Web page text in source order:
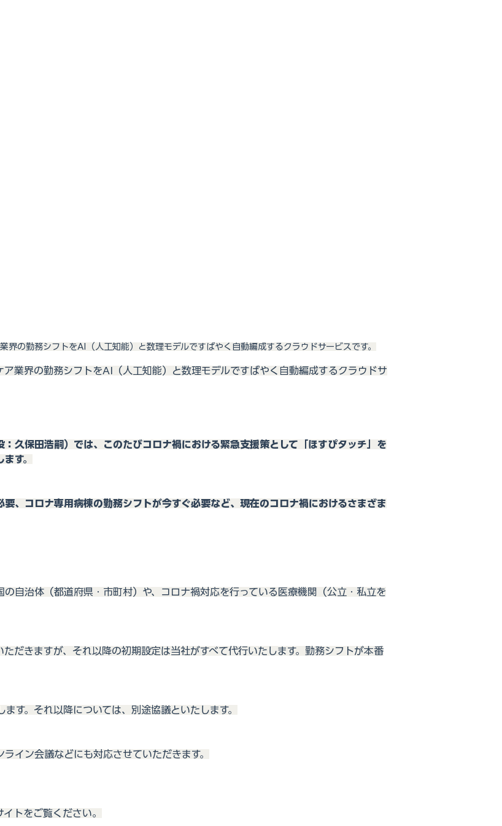
界の勤務シフトをAI（人工知能）と数理モデルですばやく自動編成するクラウドサービスです。
ア業界の勤務シフトをAI（人工知能）と数理モデルですばやく自動編成するクラウドサ
久保田浩嗣）では、このたびコロナ禍における緊急支援策として「ほすぴタッチ」を
す。
、コロナ専用病棟の勤務シフトが今すぐ必要など、現在のコロナ禍におけるさまざま
自治体（都道府県・市町村）や、コロナ禍対応を行っている医療機関（公立・私立を
だきますが、それ以降の初期設定は当社がすべて代行いたします。勤務シフトが本番
。それ以降については、別途協議といたします。
イン会議などにも対応させていただきます。
トをご覧ください。